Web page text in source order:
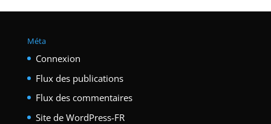
Méta
Connexion
Flux des publications
Flux des commentaires
Site de WordPress-FR